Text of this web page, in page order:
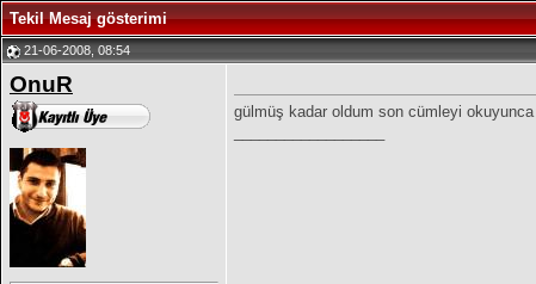
Tekil Mesaj gösterimi
21-06-2008, 08:54
OnuR
gülmüş kadar oldum son cümleyi okuyunca